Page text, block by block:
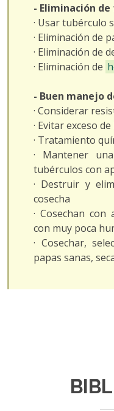
- Eliminación
· Usar tubérculo
· Eliminación de
· Eliminación de
· Eliminación de
- Buen manejo
· Considerar
· Evitar exceso
· Tratamiento
· Mantener
tubérculos con
· Destruir y
cosecha
· Cosechan
con muy poca
· Cosechar,
papas sanas,